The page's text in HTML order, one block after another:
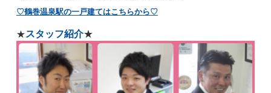
♡鶴巻温泉駅の一戸建てはこちらから♡
★スタッフ紹介★